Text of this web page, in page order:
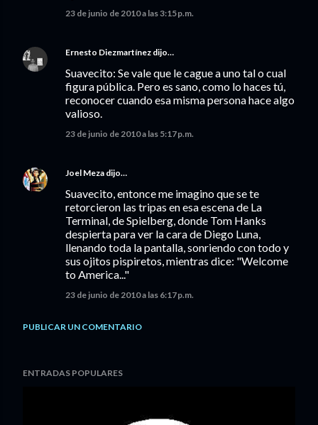
23 de junio de 2010 a las 3:15 p.m.
Ernesto Diezmartínez dijo…
Suavecito: Se vale que le cague a uno tal o cual
figura pública. Pero es sano, como lo haces tú,
reconocer cuando esa misma persona hace algo
valioso.
23 de junio de 2010 a las 5:17 p.m.
Joel Meza dijo…
Suavecito, entonce me imagino que se te
retorcieron las tripas en esa escena de La
Terminal, de Spielberg, donde Tom Hanks
despierta para ver la cara de Diego Luna,
llenando toda la pantalla, sonriendo con todo y
sus ojitos pispiretos, mientras dice: "Welcome
to America..."
23 de junio de 2010 a las 6:17 p.m.
PUBLICAR UN COMENTARIO
ENTRADAS POPULARES